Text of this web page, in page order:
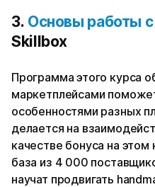
3. Основы работы
Skillbox
Программа этого курса
маркетплейсами
особенностями разных
делается на
качестве бонуса на
база из 4 000
научат продвигать